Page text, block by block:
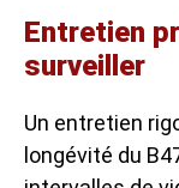
Entretien
surveiller
Un entretien
longévité du